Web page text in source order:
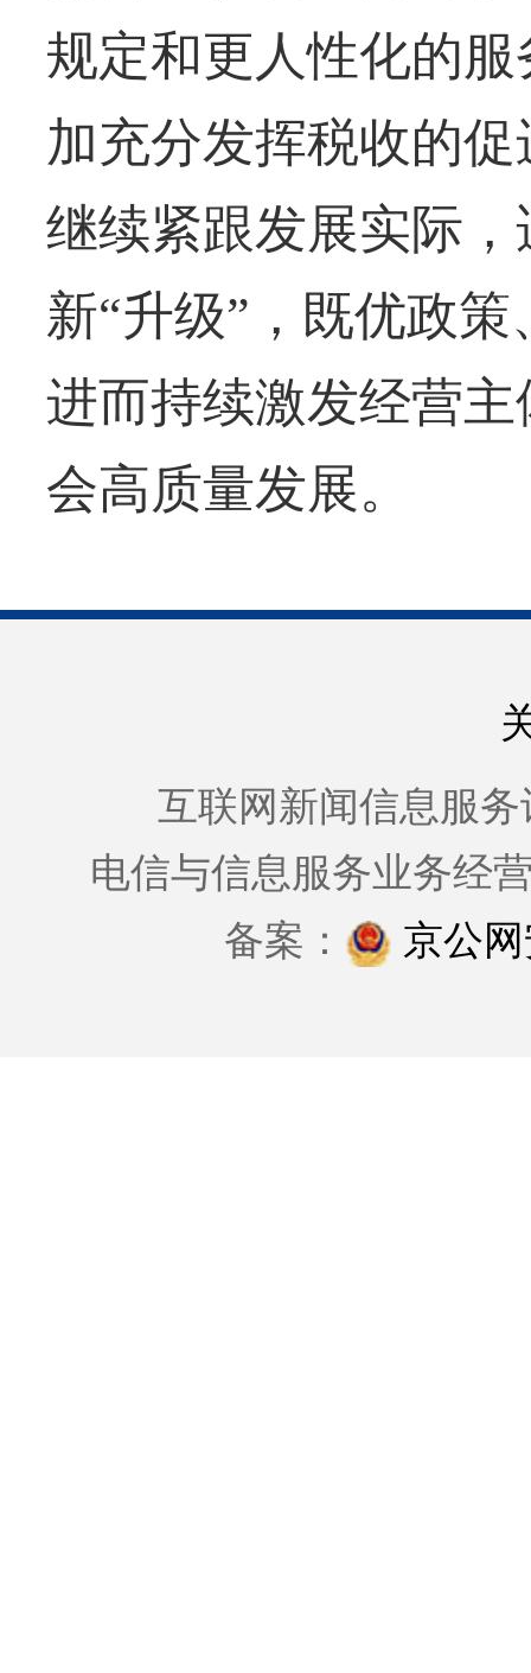
规定和更人性化的
加充分发挥税收的
继续紧跟发展实际
新“升级”，既优政
进而持续激发经营
会高质量发展。
互联网新闻信息服务
电信与信息服务业务经
备案：
京公网